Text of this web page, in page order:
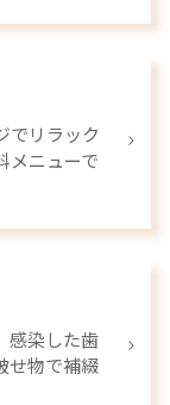
でリラック
メニューで
感染した歯
せ物で補綴